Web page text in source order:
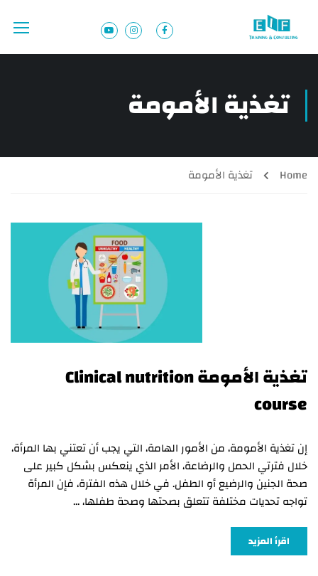
تغذية الأمومة
Home تغذية الأمومة
تغذية الأمومة Clinical nutrition
course
إن تغذية الأمومة، من الأمور الهامة، التي يجب أن تعتني بها المرأة،
خلال فترتي الحمل والرضاعة، الأمر الذي ينعكس بشكل كبير على
صحة الجنين والرضيع أو الطفل. في خلال هذه الفترة، فإن المرأة
تواجه تحديات مختلفة تتعلق بصحتها وصحة طفلها، …
اقرأ المزيد